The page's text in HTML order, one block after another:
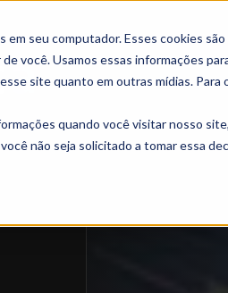
em seu computador. Esses cookies
você. Usamos essas informações
site quanto em outras mídias. Para
quando você visitar nosso
não seja solicitado a tomar essa